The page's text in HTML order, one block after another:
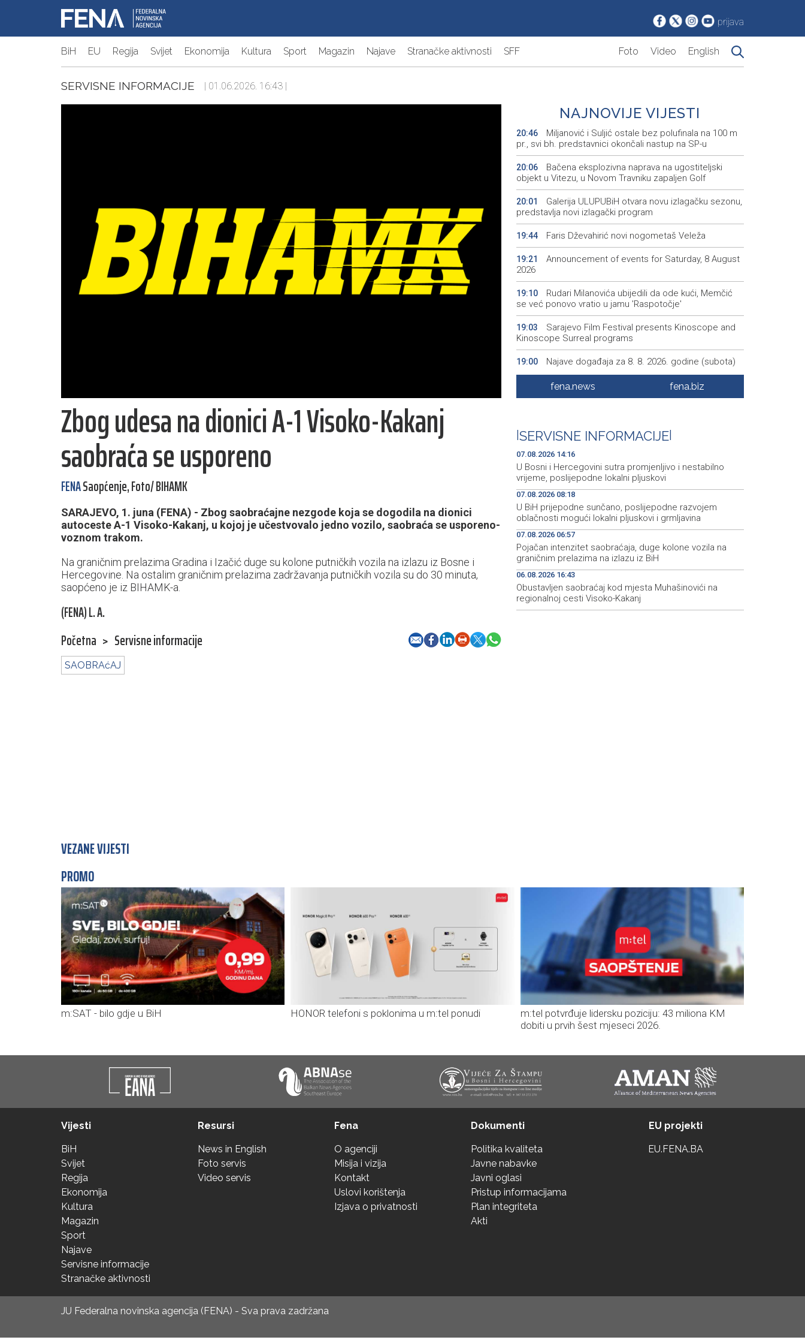
prijava
BiH EU Regija Svijet Ekonomija Kultura Sport Magazin Najave Stranačke aktivnosti SFF Foto Video English
SERVISNE INFORMACIJE | 01.06.2026. 16:43 |
Zbog udesa na dionici A-1 Visoko-Kakanj
saobraća se usporeno
FENASaopćenje, Foto/ BIHAMK
SARAJEVO, 1. juna (FENA) - Zbog saobraćajne nezgode koja se dogodila na dionici
autoceste A-1 Visoko-Kakanj, u kojoj je učestvovalo jedno vozilo, saobraća se usporeno-
voznom trakom.
Na graničnim prelazima Gradina i Izačić duge su kolone putničkih vozila na izlazu iz Bosne i
Hercegovine. Na ostalim graničnim prelazima zadržavanja putničkih vozila su do 30 minuta,
saopćeno je iz BIHAMK-a.
(FENA) L. A.
Početna > Servisne informacije
SAOBRAćAJ
NAJNOVIJE VIJESTI
20:46
Miljanović i Suljić ostale bez polufinala na 100 m
pr., svi bh. predstavnici okončali nastup na SP-u
20:06
Bačena eksplozivna naprava na ugostiteljski
objekt u Vitezu, u Novom Travniku zapaljen Golf
20:01
Galerija ULUPUBiH otvara novu izlagačku sezonu,
predstavlja novi izlagački program
19:44 Faris Dževahirić novi nogometaš Veleža
19:21
Announcement of events for Saturday, 8 August
2026
19:10
Rudari Milanovića ubijedili da ode kući, Memčić
se već ponovo vratio u jamu 'Raspotočje'
19:03
Sarajevo Film Festival presents Kinoscope and
Kinoscope Surreal programs
19:00 Najave događaja za 8. 8. 2026. godine (subota)
Fire breaks out across more than 40 hectares in
Grude, firefighters and Air Tractors on the ground
Vučićem
fena.news fena.biz
SERVISNE INFORMACIJE|
07.08.2026 14:16
U Bosni i Hercegovini sutra promjenljivo i nestabilno
vrijeme, poslijepodne lokalni pljuskovi
07.08.2026 08:18
U BiH prijepodne sunčano, poslijepodne razvojem
oblačnosti mogući lokalni pljuskovi i grmljavina
07.08.2026 06:57
Pojačan intenzitet saobraćaja, duge kolone vozila na
graničnim prelazima na izlazu iz BiH
06.08.2026 16:43
Obustavljen saobraćaj kod mjesta Muhašinovići na
regionalnoj cesti Visoko-Kakanj
VEZANE VIJESTI
PROMO
m:SAT - bilo gdje u BiH HONOR telefoni s poklonima u m:tel ponudi
m:tel potvrđuje lidersku poziciju: 43 miliona KM
dobiti u prvih šest mjeseci 2026.
Vijesti
BiH
Svijet
Regija
Ekonomija
Kultura
Magazin
Sport
Najave
Servisne informacije
Stranačke aktivnosti
Resursi
News in English
Foto servis
Video servis
Fena
O agenciji
Misija i vizija
Kontakt
Uslovi korištenja
Izjava o privatnosti
Dokumenti
Politika kvaliteta
Javne nabavke
Javni oglasi
Pristup informacijama
Plan integriteta
Akti
EU projekti
EU.FENA.BA
JU Federalna novinska agencija (FENA) - Sva prava zadržana